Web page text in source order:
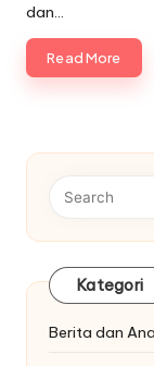
dan…
Read More
Kategori
Berita dan